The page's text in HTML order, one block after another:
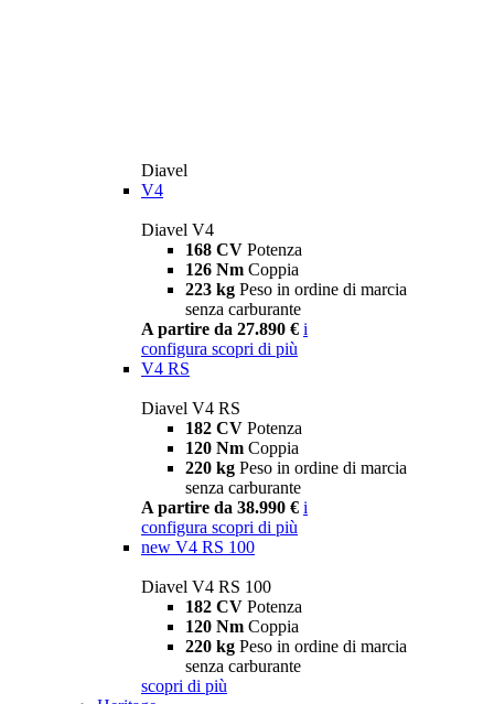
Diavel
V4
Diavel V4
168 CV Potenza
126 Nm Coppia
223 kg Peso in ordine di marcia
senza carburante
A partire da 27.890 € i
configura scopri di più
V4 RS
Diavel V4 RS
182 CV Potenza
120 Nm Coppia
220 kg Peso in ordine di marcia
senza carburante
A partire da 38.990 € i
configura scopri di più
new V4 RS 100
Diavel V4 RS 100
182 CV Potenza
120 Nm Coppia
220 kg Peso in ordine di marcia
senza carburante
scopri di più